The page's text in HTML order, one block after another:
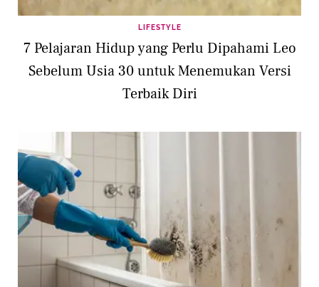
LIFESTYLE
7 Pelajaran Hidup yang Perlu Dipahami Leo
Sebelum Usia 30 untuk Menemukan Versi
Terbaik Diri